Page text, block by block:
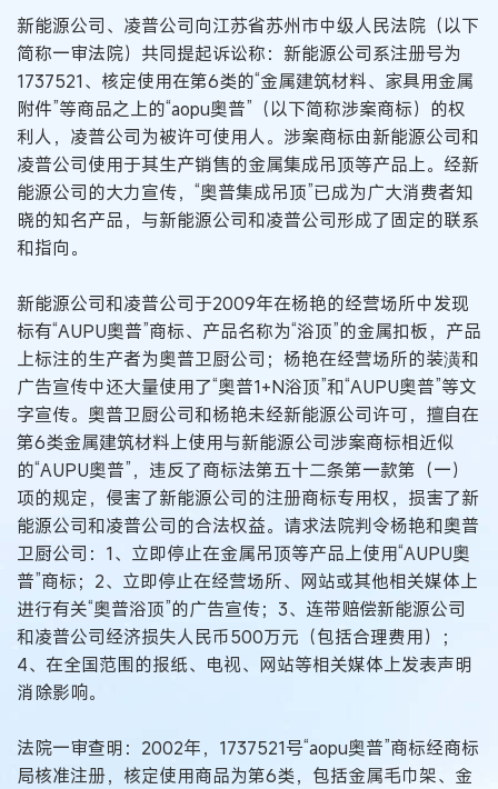
新能源公司、凌普公司向江苏省苏州市中级人民法院（以下
简称一审法院）共同提起诉讼称：新能源公司系注册号为
1737521、核定使用在第6类的“金属建筑材料、家具用金属
附件”等商品之上的“aopu奥普”（以下简称涉案商标）的权
利人，凌普公司为被许可使用人。涉案商标由新能源公司和
凌普公司使用于其生产销售的金属集成吊顶等产品上。经新
能源公司的大力宣传，“奥普集成吊顶”已成为广大消费者知
晓的知名产品，与新能源公司和凌普公司形成了固定的联系
和指向。
新能源公司和凌普公司于2009年在杨艳的经营场所中发现
标有“AUPU奥普”商标、产品名称为“浴顶”的金属扣板，产品
上标注的生产者为奥普卫厨公司；杨艳在经营场所的装潢和
广告宣传中还大量使用了“奥普1+N浴顶”和“AUPU奥普”等文
字宣传。奥普卫厨公司和杨艳未经新能源公司许可，擅自在
第6类金属建筑材料上使用与新能源公司涉案商标相近似
的“AUPU奥普”，违反了商标法第五十二条第一款第（一）
项的规定，侵害了新能源公司的注册商标专用权，损害了新
能源公司和凌普公司的合法权益。请求法院判令杨艳和奥普
卫厨公司：1、立即停止在金属吊顶等产品上使用“AUPU奥
普”商标；2、立即停止在经营场所、网站或其他相关媒体上
进行有关“奥普浴顶”的广告宣传；3、连带赔偿新能源公司
和凌普公司经济损失人民币500万元（包括合理费用）；
4、在全国范围的报纸、电视、网站等相关媒体上发表声明
消除影响。
法院一审查明：2002年，1737521号“aopu奥普”商标经商标
局核准注册，核定使用商品为第6类，包括金属毛巾架、金